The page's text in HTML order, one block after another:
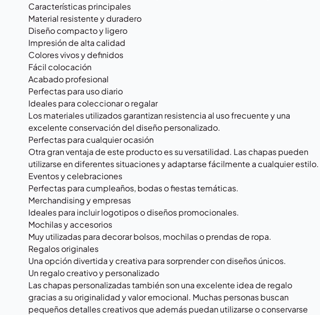
Características principales
Material resistente y duradero
Diseño compacto y ligero
Impresión de alta calidad
Colores vivos y definidos
Fácil colocación
Acabado profesional
Perfectas para uso diario
Ideales para coleccionar o regalar
Los materiales utilizados garantizan resistencia al uso frecuente y una
excelente conservación del diseño personalizado.
Perfectas para cualquier ocasión
Otra gran ventaja de este producto es su versatilidad. Las chapas pueden
utilizarse en diferentes situaciones y adaptarse fácilmente a cualquier estilo.
Eventos y celebraciones
Perfectas para cumpleaños, bodas o fiestas temáticas.
Merchandising y empresas
Ideales para incluir logotipos o diseños promocionales.
Mochilas y accesorios
Muy utilizadas para decorar bolsos, mochilas o prendas de ropa.
Regalos originales
Una opción divertida y creativa para sorprender con diseños únicos.
Un regalo creativo y personalizado
Las chapas personalizadas también son una excelente idea de regalo
gracias a su originalidad y valor emocional. Muchas personas buscan
pequeños detalles creativos que además puedan utilizarse o conservarse